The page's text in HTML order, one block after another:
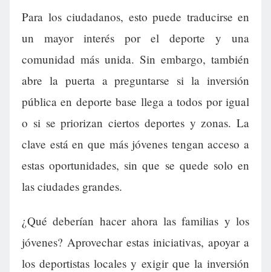
Para los ciudadanos, esto puede traducirse en
un mayor interés por el deporte y una
comunidad más unida. Sin embargo, también
abre la puerta a preguntarse si la inversión
pública en deporte base llega a todos por igual
o si se priorizan ciertos deportes y zonas. La
clave está en que más jóvenes tengan acceso a
estas oportunidades, sin que se quede solo en
las ciudades grandes.
¿Qué deberían hacer ahora las familias y los
jóvenes? Aprovechar estas iniciativas, apoyar a
los deportistas locales y exigir que la inversión